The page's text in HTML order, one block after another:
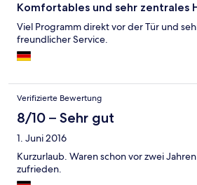
Komfortables und sehr zentrales
Viel Programm direkt vor der Tür und
freundlicher Service.
Verifizierte Bewertung
8/10 – Sehr gut
1. Juni 2016
Kurzurlaub. Waren schon vor zwei
zufrieden.